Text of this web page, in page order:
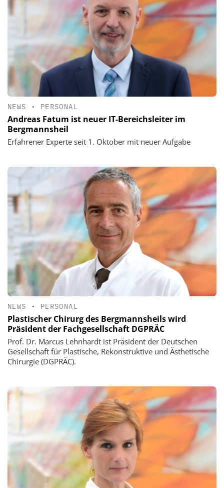
NEWS • PERSONAL
Andreas Fatum ist neuer IT-Bereichsleiter im
Bergmannsheil
Erfahrener Experte seit 1. Oktober mit neuer Aufgabe
NEWS • PERSONAL
Plastischer Chirurg des Bergmannsheils wird
Präsident der Fachgesellschaft DGPRÄC
Prof. Dr. Marcus Lehnhardt ist Präsident der Deutschen
Gesellschaft für Plastische, Rekonstruktive und Ästhetische
Chirurgie (DGPRÄC).